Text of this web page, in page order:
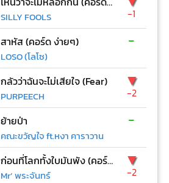
SILLY FOOLS -1
สาหัส (คอร์ด ง่ายๆ)
LOSO (โลโซ)
-
กลัวว่าฉันจะไม่เสียใจ (Fear)
PURPEECH
▼
-2
ย้ายป่า
คณะขวัญใจ ft.หงา คาราวาน
-
ก่อนที่โลกทั้งใบมันพัง (คอร์ด ง่ายๆ)
Mr’ พระจันทร์
▼
-2